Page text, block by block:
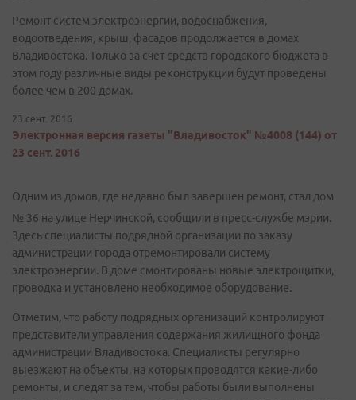
Ремонт систем электроэнергии, водоснабжения,
водоотведения, крыш, фасадов продолжается в домах
Владивостока. Только за счет средств городского бюджета в
этом году различные виды реконструкции будут проведены
более чем в 200 домах.
23 сент. 2016
Электронная версия газеты "Владивосток" №4008 (144) от
23 сент. 2016
Одним из домов, где недавно был завершен ремонт, стал дом
№ 36 на улице Нерчинской, сообщили в пресс-службе мэрии.
Здесь специалисты подрядной организации по заказу
администрации города отремонтировали систему
электроэнергии. В доме смонтированы новые электрощитки,
проводка и установлено необходимое оборудование.
Отметим, что работу подрядных организаций контролируют
представители управления содержания жилищного фонда
администрации Владивостока. Специалисты регулярно
выезжают на объекты, на которых проводятся какие-либо
ремонты, и следят за тем, чтобы работы были выполнены